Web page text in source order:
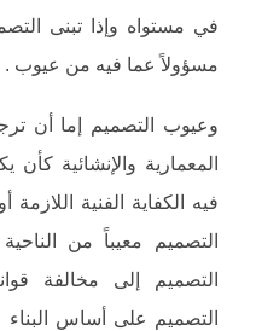
في مستواه وإذا تبنى
مسؤولاً عما فيه من عيوب .
وعيوب التصميم إما أن
المعمارية والإنشائية
فيه الكفاية الفنية اللازمة
التصميم معيباً من
التصميم إلى مخالفة
التصميم على أساس